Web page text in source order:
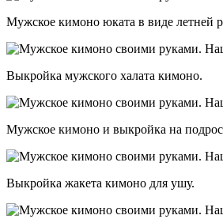
Мужское кимоно юката в виде летней
Выкройка мужского халата кимоно.
Мужское кимоно и выкройка на
Выкройка жакета кимоно для ушу.